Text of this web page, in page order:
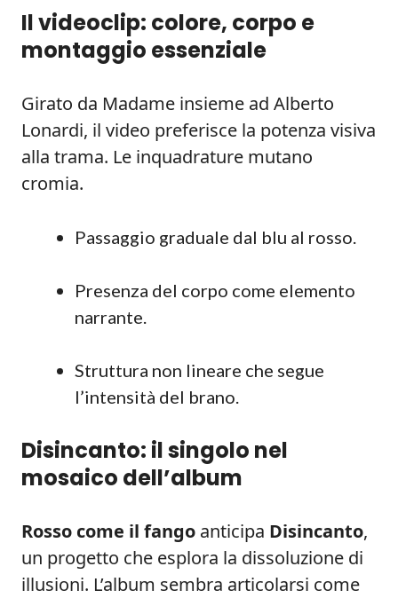
Il videoclip: colore, corpo e
montaggio essenziale
Girato da Madame insieme ad Alberto
Lonardi, il video preferisce la potenza visiva
alla trama. Le inquadrature mutano
cromia.
Passaggio graduale dal blu al rosso.
Presenza del corpo come elemento
narrante.
Struttura non lineare che segue
l’intensità del brano.
Disincanto: il singolo nel
mosaico dell’album
Rosso come il fango anticipa Disincanto,
un progetto che esplora la dissoluzione di
illusioni. L’album sembra articolarsi come